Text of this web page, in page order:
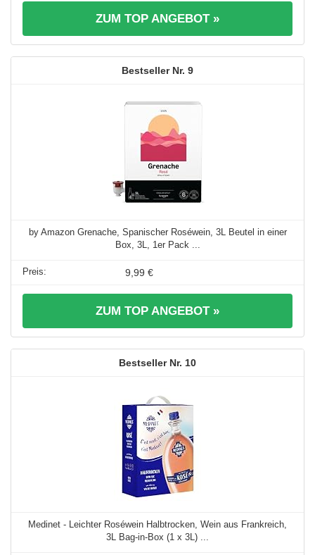
ZUM TOP ANGEBOT »
9
by Amazon Grenache, Spanischer Roséwein, 3L Beutel in einer
Box, 3L, 1er Pack ...
9,99 €
ZUM TOP ANGEBOT »
10
Medinet - Leichter Roséwein Halbtrocken, Wein aus Frankreich,
3L Bag-in-Box (1 x 3L) ...